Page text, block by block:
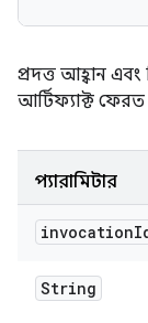
প্রদত্ত আহ্বান
আর্টিফ্যাক্ট ফেরত
প্যারামিটার
invocation
String